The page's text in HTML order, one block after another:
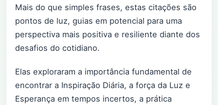
Mais do que simples frases, estas citações são
pontos de luz, guias em potencial para uma
perspectiva mais positiva e resiliente diante dos
desafios do cotidiano.
Elas exploraram a importância fundamental de
encontrar a Inspiração Diária, a força da Luz e
Esperança em tempos incertos, a prática